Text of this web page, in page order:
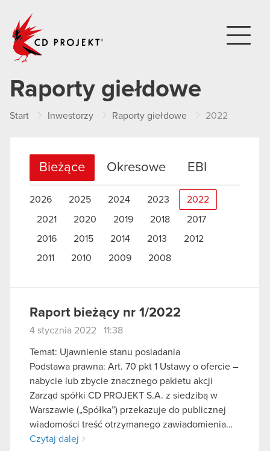
Raporty giełdowe
Start Inwestorzy Raporty giełdowe 2022
Bieżące Okresowe EBI
2026 2025 2024 2023 2022
2021 2020 2019 2018
2017
2016
2015 2014 2013
2012
2011
2010 2009 2008
Raport bieżący nr 1/2022
4 stycznia 2022 11:38
Temat: Ujawnienie stanu posiadania
Podstawa prawna: Art. 70 pkt 1 Ustawy o ofercie –
nabycie lub zbycie znacznego pakietu akcji
Zarząd spółki CD PROJEKT S.A. z siedzibą w
Warszawie („Spółka”) przekazuje do publicznej
wiadomości treść otrzymanego zawiadomienia…
Czytaj dalej